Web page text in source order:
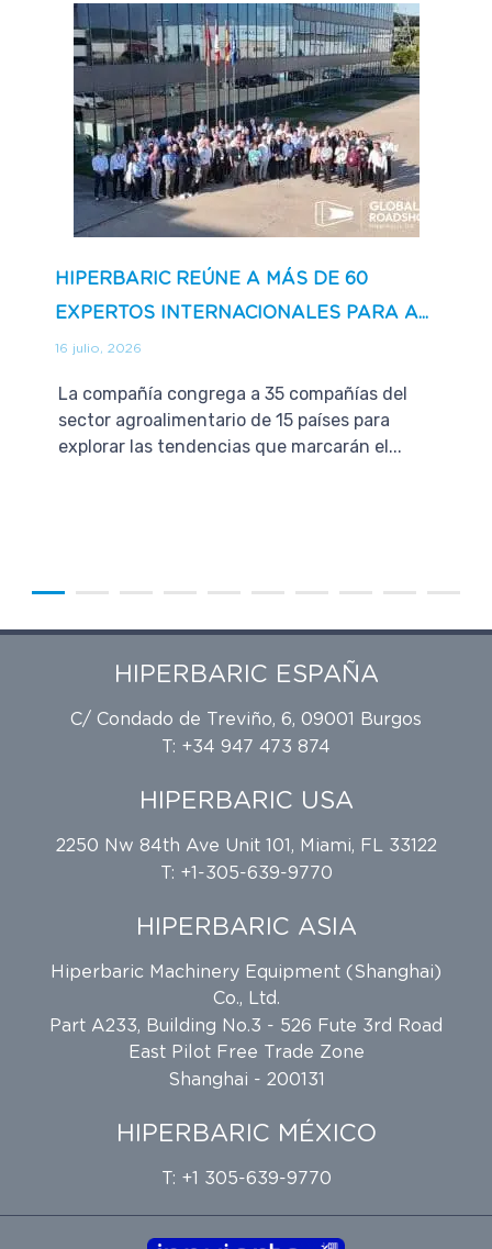
HIPERBARIC REÚNE A MÁS DE 60
EXPERTOS INTERNACIONALES PARA A...
16 julio, 2026
La compañía congrega a 35 compañías del
sector agroalimentario de 15 países para
explorar las tendencias que marcarán el...
HIPERBARIC ESPAÑA
C/ Condado de Treviño, 6, 09001 Burgos
T: +34 947 473 874
HIPERBARIC USA
2250 Nw 84th Ave Unit 101, Miami, FL 33122
T: +1-305-639-9770
HIPERBARIC ASIA
Hiperbaric Machinery Equipment (Shanghai)
Co., Ltd.
Part A233, Building No.3 - 526 Fute 3rd Road
East Pilot Free Trade Zone
Shanghai - 200131
HIPERBARIC MÉXICO
T: +1 305-639-9770